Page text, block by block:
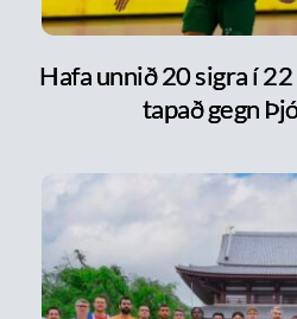
Hafa unnið 20 sigra í
tapað gegn